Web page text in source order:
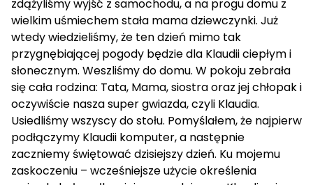
zdążyliśmy wyjść z samochodu, a na progu domu z
wielkim uśmiechem stała mama dziewczynki. Już
wtedy wiedzieliśmy, że ten dzień mimo tak
przygnębiającej pogody będzie dla Klaudii ciepłym i
słonecznym. Weszliśmy do domu. W pokoju zebrała
się cała rodzina: Tata, Mama, siostra oraz jej chłopak i
oczywiście nasza super gwiazda, czyli Klaudia.
Usiedliśmy wszyscy do stołu. Pomyślałem, że najpierw
podłączymy Klaudii komputer, a następnie
zaczniemy świętować dzisiejszy dzień. Ku mojemu
zaskoczeniu – wcześniejsze użycie określenia